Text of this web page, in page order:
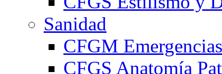
Sanidad
CFGM
CFGS Anatomía